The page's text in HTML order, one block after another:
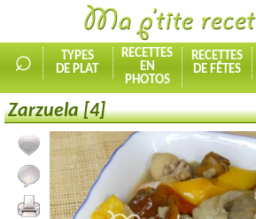
⌕
TYPES
DE PLAT
RECETTES
EN
PHOTOS
RECETTES
DE FÊTES
Zarzuela [4]
Ajouter la recette à mes favorites
Commenter, noter la recette
Imprimer la recette